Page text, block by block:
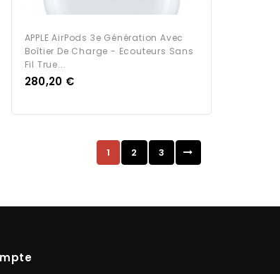
APPLE AirPods 3e Génération Avec
Boîtier De Charge - Ecouteurs Sans
Fil True...
Prix
280,20 €
1 2 3